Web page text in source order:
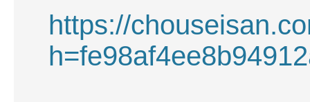
https://